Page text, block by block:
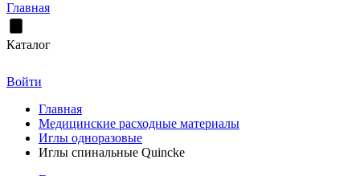
Главная
Каталог
Войти
Главная
Медицинские расходные материалы
Иглы одноразовые
Иглы спинальные Quincke